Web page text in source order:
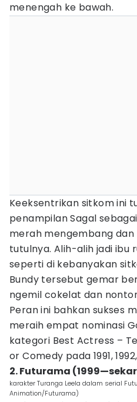
menengah ke bawah.
Keeksentrikan sitkom ini
penampilan Sagal
merah mengembang
tutulnya. Alih-alih jadi ibu
seperti di kebanyakan
Bundy tersebut gemar
ngemil cokelat dan
Peran ini bahkan sukses
meraih empat nominasi
kategori Best Actress –
or Comedy pada 1991,
2. Futurama
karakter Turanga Leela dalam serial
Animation/Futurama)